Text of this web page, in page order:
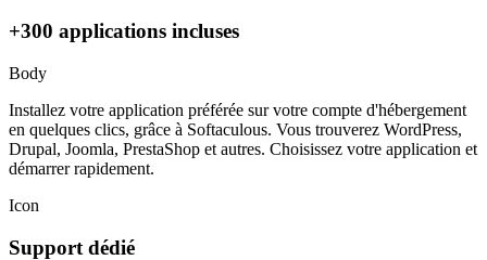
+300 applications incluses
Body
Installez votre application préférée sur votre compte d'hébergement
en quelques clics, grâce à Softaculous. Vous trouverez WordPress,
Drupal, Joomla, PrestaShop et autres. Choisissez votre application et
démarrer rapidement.
Icon
Support dédié